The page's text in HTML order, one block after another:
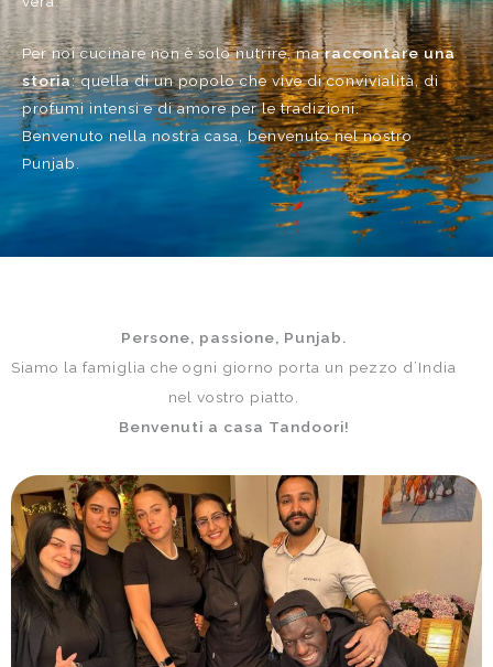
Per noi cucinare non è solo nutrire, maraccontare una
storia: quella di un popolo che vive di convivialità, di
profumi intensi e di amore per le tradizioni.
Benvenuto nella nostra casa, benvenuto nel nostro
Punjab.
Persone, passione, Punjab.
Siamo la famiglia che ogni giorno porta un pezzo d’India
nel vostro piatto.
Benvenuti a casa Tandoori!